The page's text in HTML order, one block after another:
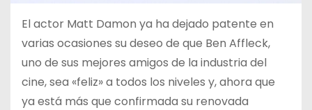
El actor Matt Damon ya ha dejado patente en
varias ocasiones su deseo de que Ben Affleck,
uno de sus mejores amigos de la industria del
cine, sea «feliz» a todos los niveles y, ahora que
ya está más que confirmada su renovada